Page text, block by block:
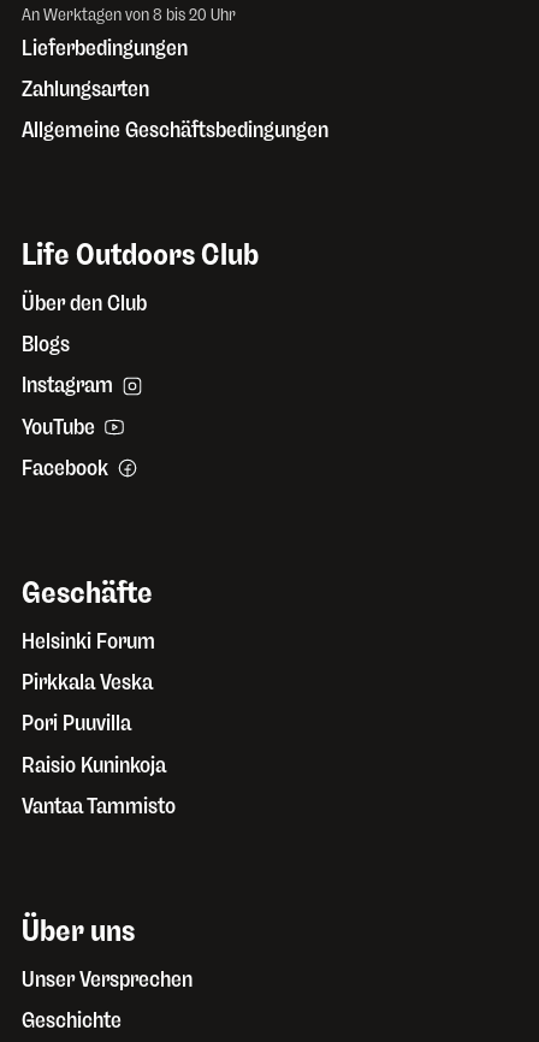
An Werktagen von 8 bis 20 Uhr
Lieferbedingungen
Zahlungsarten
Allgemeine Geschäftsbedingungen
Life Outdoors Club
Über den Club
Blogs
Instagram
YouTube
Facebook
Geschäfte
Helsinki Forum
Pirkkala Veska
Pori Puuvilla
Raisio Kuninkoja
Vantaa Tammisto
Über uns
Unser Versprechen
Geschichte